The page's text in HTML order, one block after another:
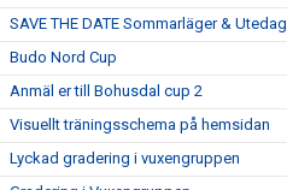
SAVE THE DATE Sommarläger & Utedag
Budo Nord Cup
Anmäl er till Bohusdal cup 2
Visuellt träningsschema på hemsidan
Lyckad gradering i vuxengruppen